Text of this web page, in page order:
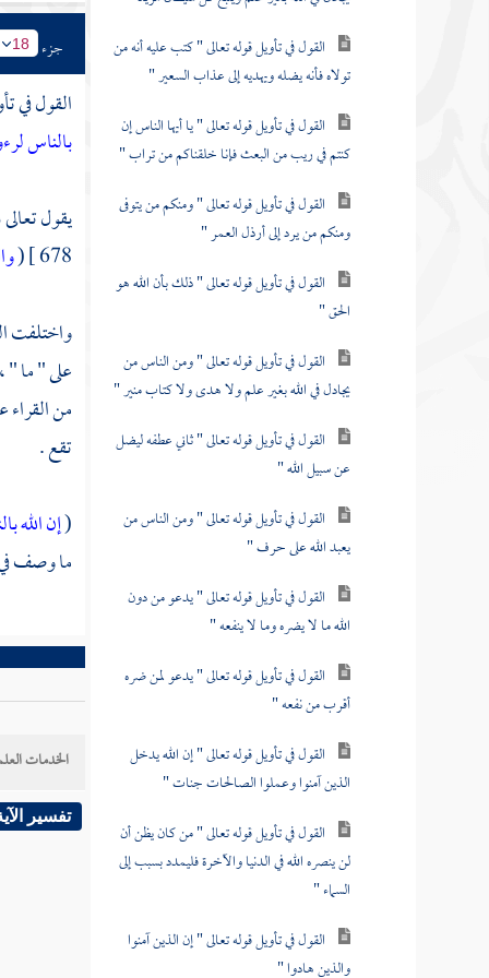
القول في تأويل قوله تعالى " كتب عليه أنه من
تولاه فأنه يضله ويهديه إلى عذاب السعير "
القول في تأويل قوله تعالى " يا أيها الناس إن
كنتم في ريب من البعث فإنا خلقناكم من تراب "
القول في تأويل قوله تعالى " ومنكم من يتوفى
ومنكم من يرد إلى أرذل العمر "
القول في تأويل قوله تعالى " ذلك بأن الله هو
الحق "
القول في تأويل قوله تعالى " ومن الناس من
يجادل في الله بغير علم ولا هدى ولا كتاب منير "
القول في تأويل قوله تعالى " ثاني عطفه ليضل
عن سبيل الله "
القول في تأويل قوله تعالى " ومن الناس من
يعبد الله على حرف "
القول في تأويل قوله تعالى " يدعو من دون
الله ما لا يضره وما لا ينفعه "
القول في تأويل قوله تعالى " يدعو لمن ضره
أقرب من نفعه "
القول في تأويل قوله تعالى " إن الله يدخل
الذين آمنوا وعملوا الصالحات جنات "
القول في تأويل قوله تعالى " من كان يظن أن
لن ينصره الله في الدنيا والآخرة فليمدد بسبب إلى
السماء "
القول في تأويل قوله تعالى " إن الذين آمنوا
والذين هادوا "
جزء 18
القول في
بالناس
يقول
678 ]
(
واختلفت
على " ما "
من القراء
تقع .
(إن الله
ما وصف
الخدمات
تفسير